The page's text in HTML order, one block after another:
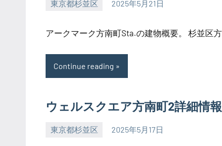
東京都杉並区 2025年5月21日
SEZIMO
アークマーク方南町Sta.の建物概要。 杉並区
Continue reading
ウェルスクエア方南町2詳細情報
東京都杉並区 2025年5月17日
SEZIMO